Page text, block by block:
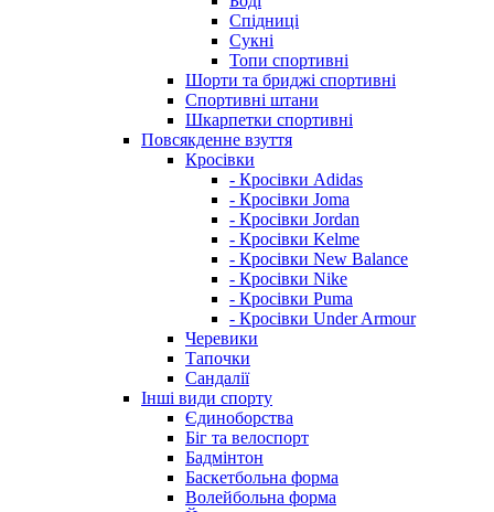
Спідниці
Сукні
Топи спортивні
Шорти та бриджі спортивні
Спортивні штани
Шкарпетки спортивні
Повсякденне взуття
Кросівки
- Кросівки Adidas
- Кросівки Joma
- Кросівки Jordan
- Кросівки Kelme
- Кросівки New Balance
- Кросівки Nike
- Кросівки Puma
- Кросівки Under Armour
Черевики
Тапочки
Сандалії
Інші види спорту
Єдиноборства
Біг та велоспорт
Бадмінтон
Баскетбольна форма
Волейбольна форма